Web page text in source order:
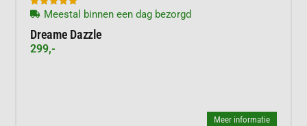
Meestal binnen een dag bezorgd
Dreame Dazzle
299,-
Meer informatie